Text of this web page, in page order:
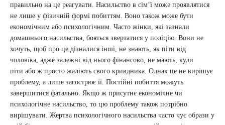
правильно на це реагувати. Насильство в сім’ї може проявлятися
не лише у фізичній формі побиттям. Воно також може бути
економічним або психологічним. Часто жінки, які зазнали
домашнього насильства, бояться звертатися у поліцію. Вони не
хочуть, щоб про це дізналися інші, не знають, як піти від
чоловіка, адже залежні від нього фінансово, не мають, куди
піти або ж просто жаліють свого кривдника. Однак це не вирішує
проблему, а лише загострює її. Постійні побиття можуть
завершитися фатально. Якщо ж присутнє економічне чи
психологічне насильство, то цю проблему також потрібно
вирішувати. Жертва психологічного насильства часто чує образи у